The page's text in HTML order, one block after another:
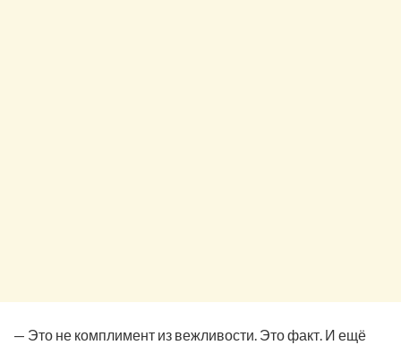
— Это не комплимент из вежливости. Это факт. И ещё